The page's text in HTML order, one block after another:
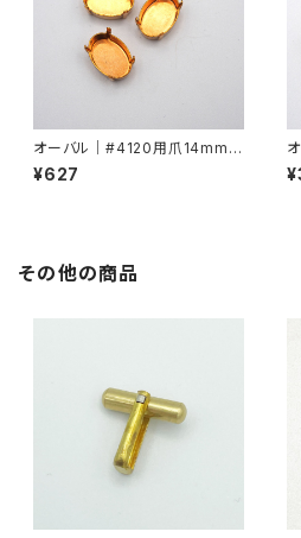
オーバル｜#4120用爪14mmx
10mm
¥627
その他の商品